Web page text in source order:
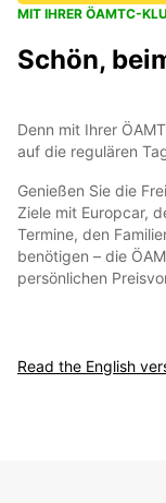
MIT IHRER ÖAMTC-
Schön,
Denn mit Ihrer
auf die regulären
Genießen Sie die
Ziele mit Europcar,
Termine, den
benötigen – die
persönlichen
Read the English